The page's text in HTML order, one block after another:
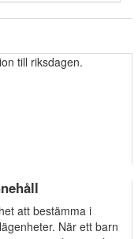
till riksdagen.
att bestämma i
När ett barn